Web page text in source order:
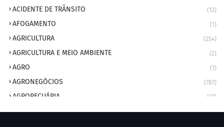
ACIDENTE DE TRÂNSITO (13)
AFOGAMENTO (1)
AGRICULTURA (254)
AGRICULTURA E MEIO AMBIENTE (2)
AGRO (1)
AGRONEGÓCIOS (787)
AGROPECUÁRIA (37)
AMBIENTE (9)